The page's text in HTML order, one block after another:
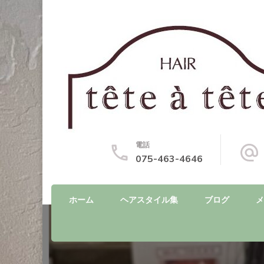
電話
075-463-4646
ホーム ヘアスタイル集 ブログ